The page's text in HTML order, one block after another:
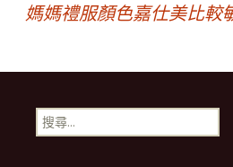
章
導
覽
媽媽禮服顏色嘉仕美比較
搜
尋